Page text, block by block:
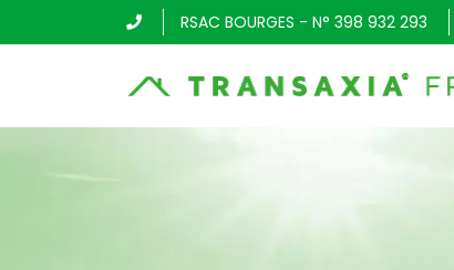
RSAC BOURGES - N° 398 932 293